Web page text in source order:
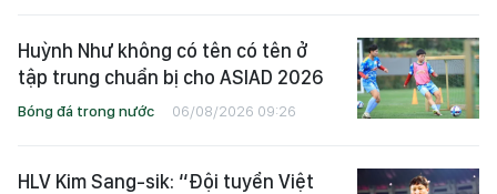
Huỳnh Như không có tên có tên ở
tập trung chuẩn bị cho ASIAD 2026
Bóng đá trong nước 06/08/2026 09:26
HLV Kim Sang-sik: “Đội tuyển Việt